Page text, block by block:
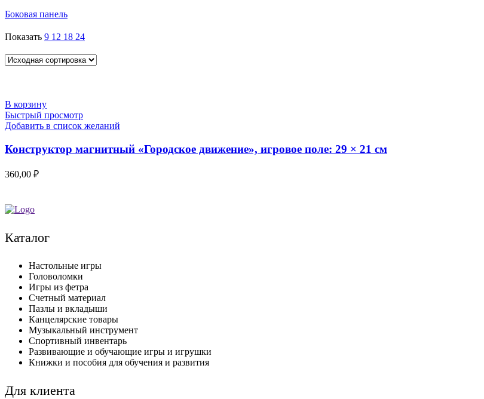
Боковая панель
Показать 9 12 18 24
В корзину
Быстрый просмотр
Добавить в список желаний
Конструктор магнитный «Городское движение», игровое поле: 29 × 21 см
360,00 ₽
Каталог
Настольные игры
Головоломки
Игры из фетра
Счетный материал
Пазлы и вкладыши
Канцелярские товары
Музыкальный инструмент
Спортивный инвентарь
Развивающие и обучающие игры и игрушки
Книжки и пособия для обучения и развития
Для клиента